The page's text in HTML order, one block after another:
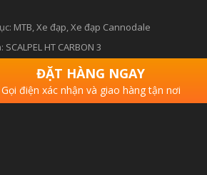
MTB,Xe đạp,Xe đạp Cannodale
SCALPEL HT CARBON 3
ĐẶT HÀNG NGAY
Gọi điện xác nhận và giao hàng tận nơi